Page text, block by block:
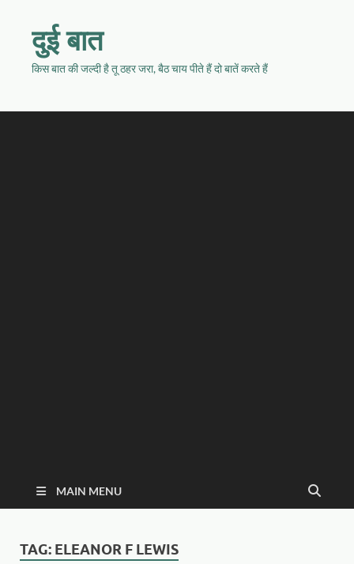
दुई बात
किस बात की जल्दी है तू ठहर जरा, बैठ चाय पीते हैं दो बातें करते हैं
MAIN MENU
TAG: ELEANOR F LEWIS